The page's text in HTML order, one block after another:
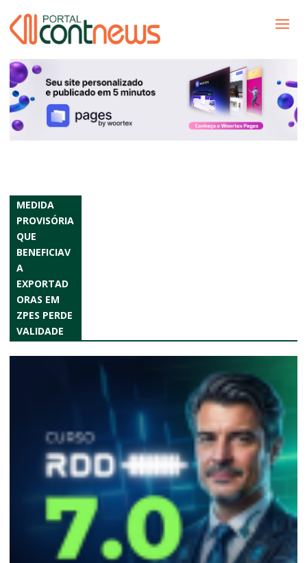
MEDIDA
PROVISÓRIA
QUE
BENEFICIAV
A
EXPORTAD
ORAS EM
ZPES PERDE
VALIDADE